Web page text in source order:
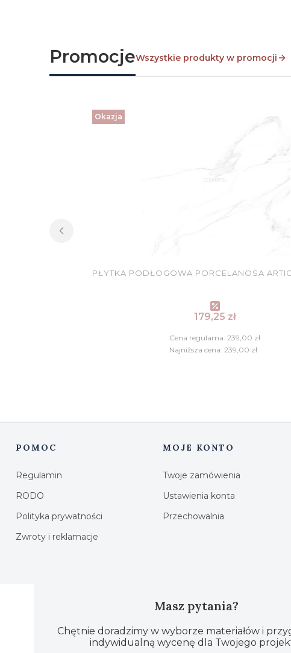
PromocjeWszystkie produkty w promocji
Okazja
PŁYTKA PODŁOGOWA PORCELANOSA
Cena promocyjna
179,25 zł
Cena regularna: 239,00 zł
Najniższa cena: 239,00 zł
Linki w stopce
POMOC
Regulamin
RODO
Polityka prywatności
Zwroty i reklamacje
MOJE KONTO
Twoje zamówienia
Ustawienia konta
Przechowalnia
Masz pytania?
Chętnie doradzimy w wyborze materiałów i
indywidualną wycenę dla Twojego